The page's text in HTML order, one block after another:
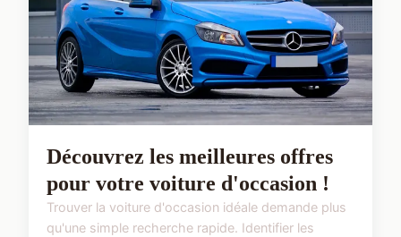
Découvrez les meilleures offres
pour votre voiture d'occasion !
Trouver la voiture d'occasion idéale demande plus
qu'une simple recherche rapide. Identifier les